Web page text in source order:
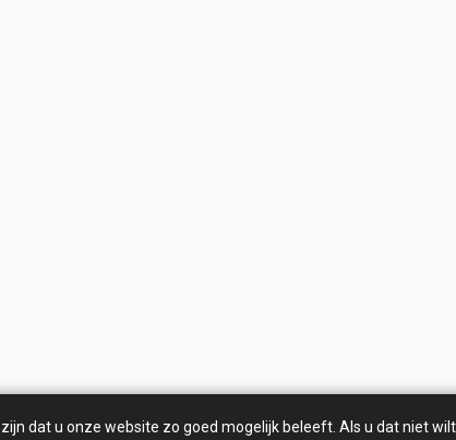
dat u onze website zo goed mogelijk beleeft. Als u dat niet